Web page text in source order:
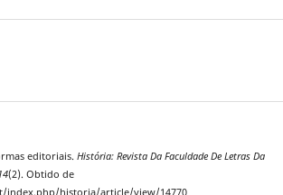
editoriais. História: Revista Da Faculdade De Letras Da
(2). Obtido de
index.php/historia/article/view/14770